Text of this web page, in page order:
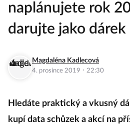
naplánujete rok
darujte jako dárek
Magdaléna Kadlecová
4. prosince 2019 · 22:30
Hledáte praktický a vkusný
kupí data schůzek a akcí na